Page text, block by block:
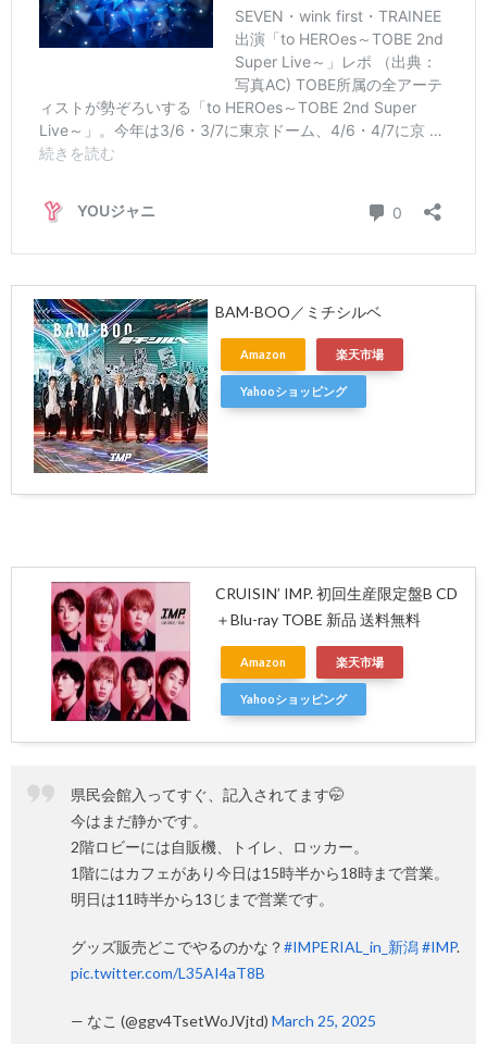
BAM-BOO／ミチシルベ
Amazon 楽天市場
Yahooショッピング
CRUISIN’ IMP. 初回生産限定盤B CD
＋Blu-ray TOBE 新品 送料無料
Amazon 楽天市場
Yahooショッピング
県民会館入ってすぐ、記入されてます🤭
今はまだ静かです。
2階ロビーには自販機、トイレ、ロッカー。
1階にはカフェがあり今日は15時半から18時まで営業。
明日は11時半から13じまで営業です。
グッズ販売どこでやるのかな？#IMPERIAL_in_新潟#IMP.
pic.twitter.com/L35AI4aT8B
— なこ (@ggv4TsetWoJVjtd) March 25, 2025